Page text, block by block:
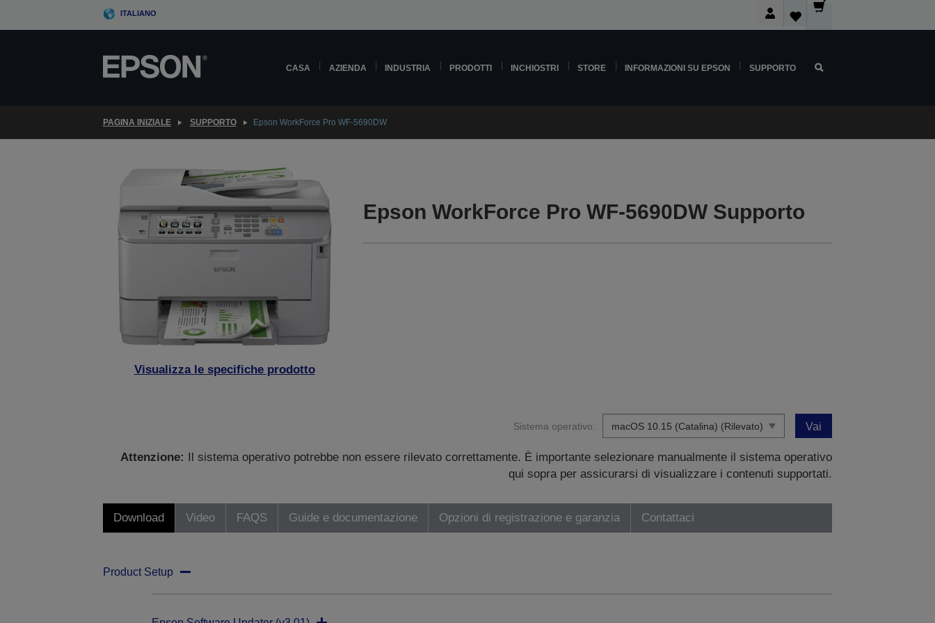
ITALIANO
CASA AZIENDA INDUSTRIA PRODOTTI INCHIOSTRI STORE INFORMAZIONI SU EPSON SUPPORTO
PAGINA INIZIALE SUPPORTO Epson WorkForce Pro WF-5690DW
Visualizza le specifiche prodotto
Epson WorkForce Pro WF-5690DW Supporto
Sistema operativo: Vai
Attenzione:
Il sistema operativo potrebbe non essere rilevato correttamente. È importante selezionare manualmente il sistema operativo
qui sopra per assicurarsi di visualizzare i contenuti supportati.
Download Video FAQS Guide e documentazione Opzioni di registrazione e garanzia Contattaci
Product Setup